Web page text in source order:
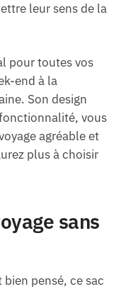
leur sens de la
pour toutes vos
end à la
Son design
vous
agréable et
plus à choisir
sans
bien pensé, ce sac